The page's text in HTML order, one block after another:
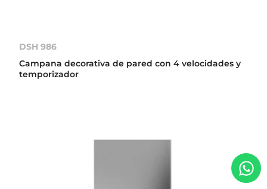
DSH 986
Campana decorativa de pared con 4 velocidades y
temporizador